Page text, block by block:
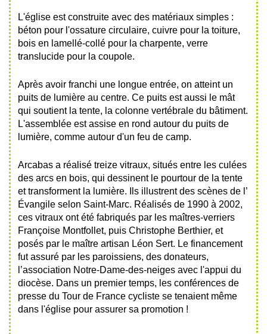
L'église est construite avec des matériaux simples :
béton pour l'ossature circulaire, cuivre pour la toiture,
bois en lamellé-collé pour la charpente, verre
translucide pour la coupole.
Après avoir franchi une longue entrée, on atteint un
puits de lumière au centre. Ce puits est aussi le mât
qui soutient la tente, la colonne vertébrale du bâtiment.
L'assemblée est assise en rond autour du puits de
lumière, comme autour d'un feu de camp.
Arcabas a réalisé treize vitraux, situés entre les culées
des arcs en bois, qui dessinent le pourtour de la tente
et transforment la lumière. Ils illustrent des scènes de l’
Évangile selon Saint-Marc. Réalisés de 1990 à 2002,
ces vitraux ont été fabriqués par les maîtres-verriers
Françoise Montfollet, puis Christophe Berthier, et
posés par le maître artisan Léon Sert. Le financement
fut assuré par les paroissiens, des donateurs,
l’association Notre-Dame-des-neiges avec l'appui du
diocèse. Dans un premier temps, les conférences de
presse du Tour de France cycliste se tenaient même
dans l'église pour assurer sa promotion !